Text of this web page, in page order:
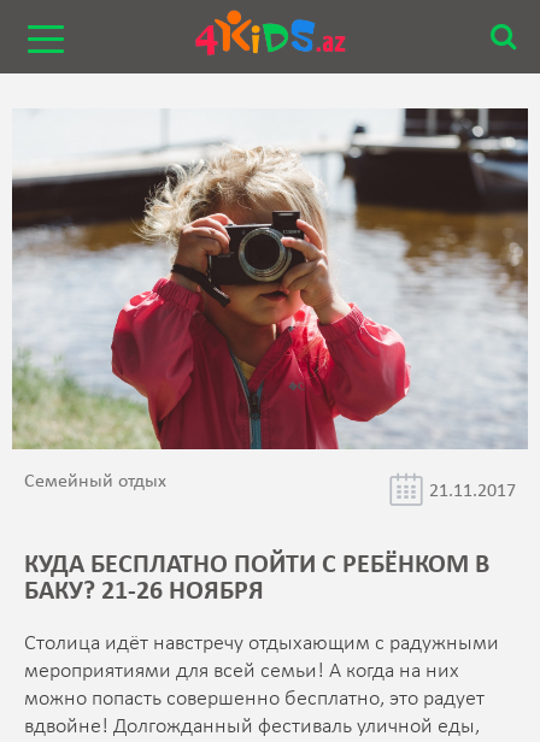
Семейный отдых 21.11.2017
КУДА БЕСПЛАТНО ПОЙТИ С РЕБЁНКОМ В
БАКУ? 21-26 НОЯБРЯ
Столица идёт навстречу отдыхающим с радужными
мероприятиями для всей семьи! А когда на них
можно попасть совершенно бесплатно, это радует
вдвойне! Долгожданный фестиваль уличной еды,